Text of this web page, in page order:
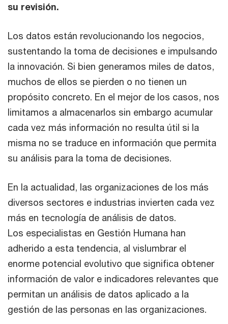
su revisión.
Los datos están revolucionando los negocios,
sustentando la toma de decisiones e impulsando
la innovación. Si bien generamos miles de datos,
muchos de ellos se pierden o no tienen un
propósito concreto. En el mejor de los casos, nos
limitamos a almacenarlos sin embargo acumular
cada vez más información no resulta útil si la
misma no se traduce en información que permita
su análisis para la toma de decisiones.
En la actualidad, las organizaciones de los más
diversos sectores e industrias invierten cada vez
más en tecnología de análisis de datos.
Los especialistas en Gestión Humana han
adherido a esta tendencia, al vislumbrar el
enorme potencial evolutivo que significa obtener
información de valor e indicadores relevantes que
permitan un análisis de datos aplicado a la
gestión de las personas en las organizaciones.